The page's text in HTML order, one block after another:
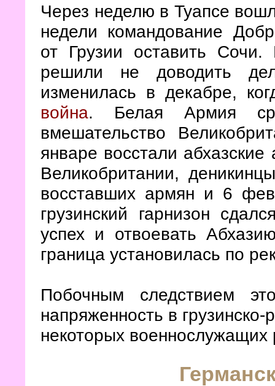
Через неделю в Туапсе
недели командование
от Грузии оставить Сочи.
решили не доводить
изменилась в декабре,
война. Белая Армия
вмешательство
январе восстали
Великобритании,
восставших армян и 6
грузинский гарнизон
успех и отвоевать
граница установилась по
Побочным следствием
напряженность в
некоторых